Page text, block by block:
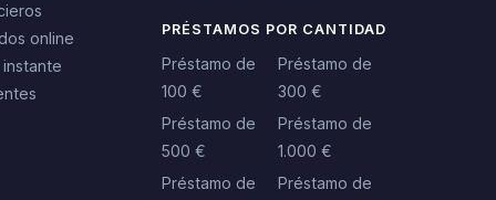
online
PRÉSTAMOS POR CANTIDAD
Préstamo de
100 €
Préstamo de
300 €
Préstamo de
500 €
Préstamo de
1.000 €
Préstamo de
Préstamo de